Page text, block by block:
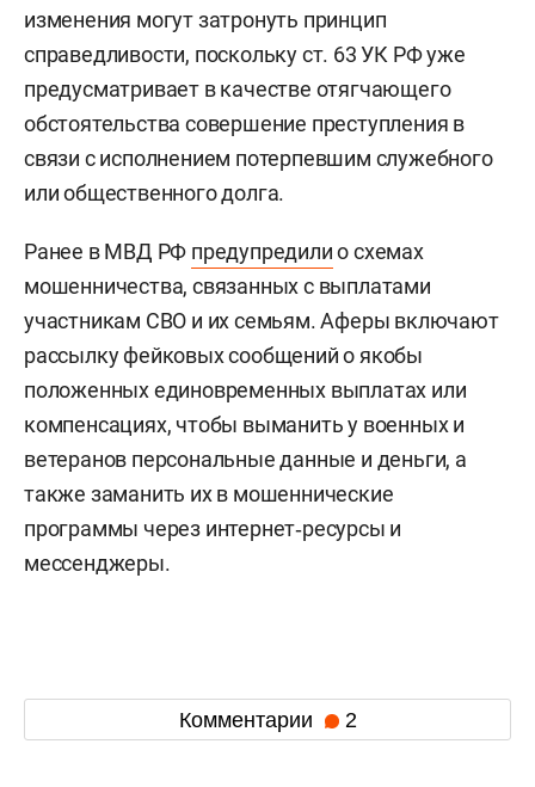
изменения могут затронуть принцип
справедливости, поскольку ст. 63 УК РФ уже
предусматривает в качестве отягчающего
обстоятельства совершение преступления в
связи с исполнением потерпевшим служебного
или общественного долга.
Ранее в МВД РФ предупредилио схемах
мошенничества, связанных с выплатами
участникам СВО и их семьям. Аферы включают
рассылку фейковых сообщений о якобы
положенных единовременных выплатах или
компенсациях, чтобы выманить у военных и
ветеранов персональные данные и деньги, а
также заманить их в мошеннические
программы через интернет‑ресурсы и
мессенджеры.
Комментарии 2